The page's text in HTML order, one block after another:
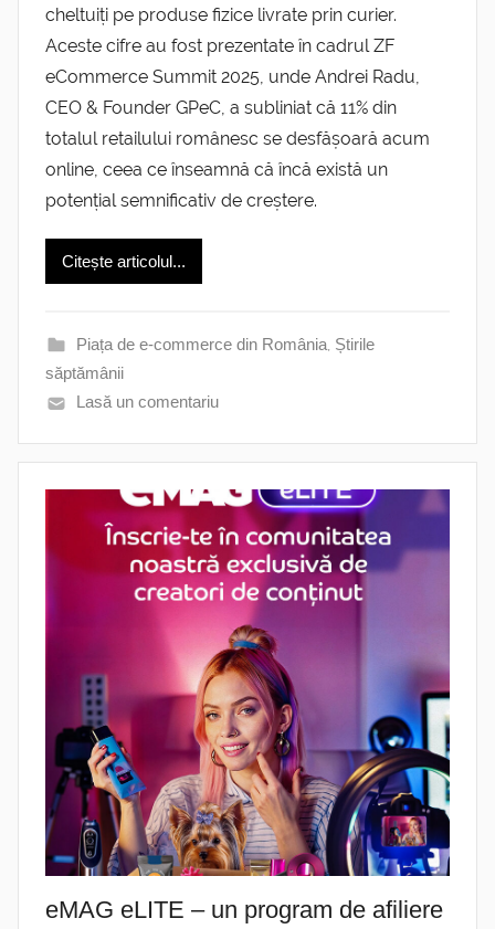
cheltuiți pe produse fizice livrate prin curier.
Aceste cifre au fost prezentate în cadrul ZF
eCommerce Summit 2025, unde Andrei Radu,
CEO & Founder GPeC, a subliniat că 11% din
totalul retailului românesc se desfășoară acum
online, ceea ce înseamnă că încă există un
potențial semnificativ de creștere.
Citește articolul...
Piața de e-commerce din România, Știrile
săptămânii
Lasă un comentariu
eMAG eLITE – un program de afiliere